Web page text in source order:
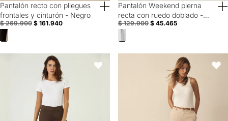
40% Off
Pantalón recto con pliegues
frontales y cinturón - Negro
$ 269.900 $ 161.940
Special Prices
Pantalón Weekend pierna
recta con ruedo doblado -
Blanco
$ 129.900 $ 45.465
Pantalón Weekend pierna recta con ruedo doblado - Café
Favoritos
Pantalón elegante bota recta